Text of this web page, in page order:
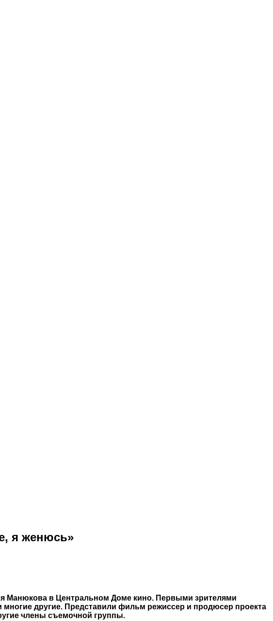
я женюсь»
Манюкова в Центральном Доме кино. Первыми зрителями
другие. Представили фильм режиссер и продюсер проекта
члены съемочной группы.